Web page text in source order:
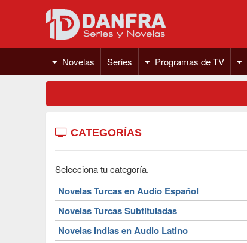
Novelas Series Programas de TV
CATEGORÍAS
Selecciona tu categoría.
Novelas Turcas en Audio Español
Novelas Turcas Subtituladas
Novelas Indias en Audio Latino